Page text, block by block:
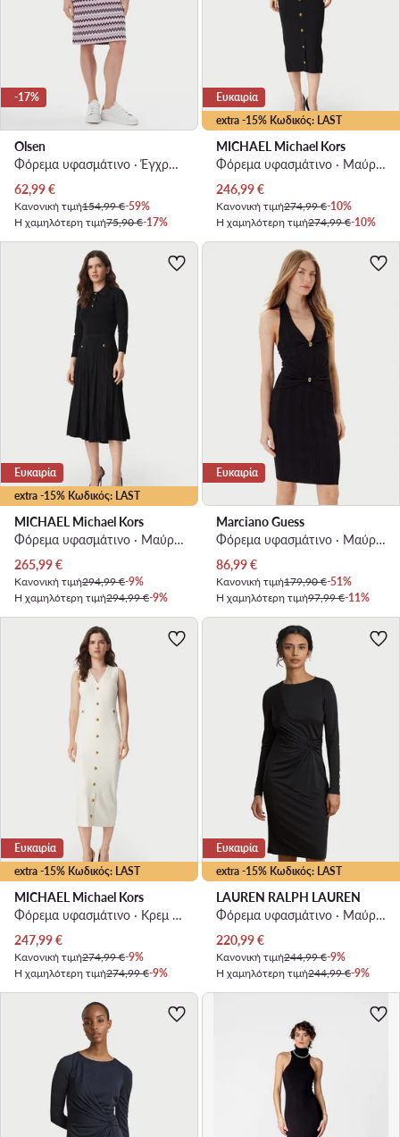
-17%
Olsen
Φόρεμα υφασμάτινο · Έγχρωμο · Midi
Τρέχουσα τιμή
62,99€
Κανονική τιμή154,99 €-59%
Η χαμηλότερη τιμή75,90 €-17%
extra -15% Κωδικός: LAST
Ευκαιρία
MICHAEL Michael Kors
Φόρεμα υφασμάτινο · Μαύρο · Midi
Τρέχουσα τιμή
246,99€
Κανονική τιμή274,99 €-10%
Η χαμηλότερη τιμή274,99 €-10%
extra -15% Κωδικός: LAST
Ευκαιρία
MICHAEL Michael Kors
Φόρεμα υφασμάτινο · Μαύρο · Midi
Τρέχουσα τιμή
265,99€
Κανονική τιμή294,99 €-9%
Η χαμηλότερη τιμή294,99 €-9%
Ευκαιρία
Marciano Guess
Φόρεμα υφασμάτινο · Μαύρο · Midi
Τρέχουσα τιμή
86,99€
Κανονική τιμή179,90 €-51%
Η χαμηλότερη τιμή97,99 €-11%
extra -15% Κωδικός: LAST
Ευκαιρία
MICHAEL Michael Kors
Φόρεμα υφασμάτινο · Κρεμ · Midi
Τρέχουσα τιμή
247,99€
Κανονική τιμή274,99 €-9%
Η χαμηλότερη τιμή274,99 €-9%
extra -15% Κωδικός: LAST
Ευκαιρία
LAUREN RALPH LAUREN
Φόρεμα υφασμάτινο · Μαύρο · Maxi
Τρέχουσα τιμή
220,99€
Κανονική τιμή244,99 €-9%
Η χαμηλότερη τιμή244,99 €-9%